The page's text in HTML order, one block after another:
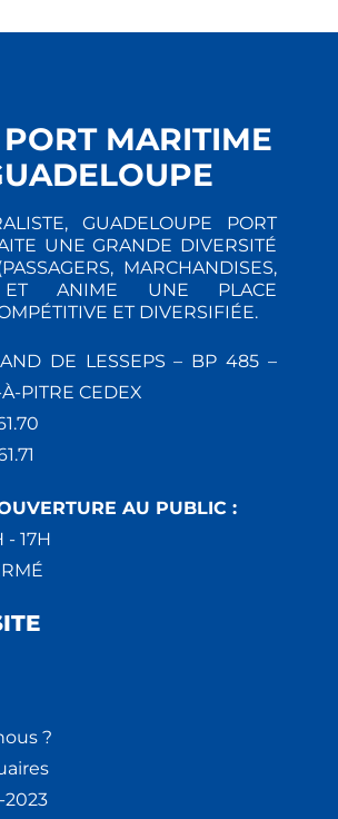
MARITIME
GUADELOUPE PORT
UNE GRANDE DIVERSITÉ
MARCHANDISES,
ET ANIME UNE PLACE
ET DIVERSIFIÉE.
DE LESSEPS – BP 485 –
PITRE CEDEX
AU PUBLIC :
- 17H
?
2023